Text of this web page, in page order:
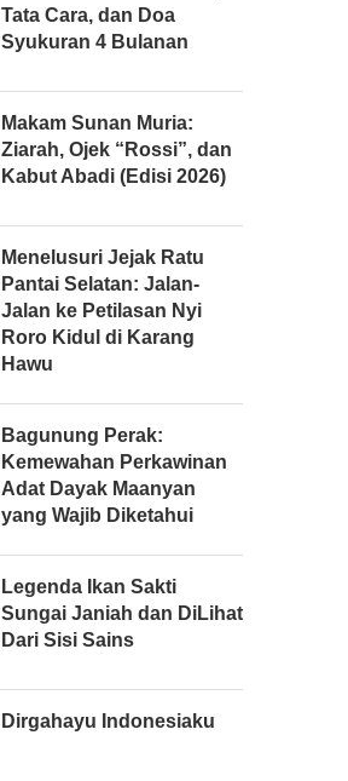
Tata Cara, dan Doa
Syukuran 4 Bulanan
Makam Sunan Muria:
Ziarah, Ojek “Rossi”, dan
Kabut Abadi (Edisi 2026)
Menelusuri Jejak Ratu
Pantai Selatan: Jalan-
Jalan ke Petilasan Nyi
Roro Kidul di Karang
Hawu
Bagunung Perak:
Kemewahan Perkawinan
Adat Dayak Maanyan
yang Wajib Diketahui
Legenda Ikan Sakti
Sungai Janiah dan DiLihat
Dari Sisi Sains
Dirgahayu Indonesiaku